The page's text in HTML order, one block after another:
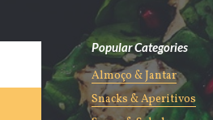
Popular Categories
Almoço & Jantar
Snacks & Aperitivos